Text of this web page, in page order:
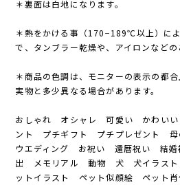
＊裏面は白地になります。
＊熱をかける事（170−189℃以上）に
で、タンブラー乾燥や、アイロンなどの
＊商品の色調は、モニターの表示の都合
実物と多少異なる場合があります。
おしゃれ オシャレ 可愛い かわい
ント プチギフト プチプレゼント
ウエディング お祝い 還暦祝い 結
出 メモリアル 動物 犬 犬イラス
ットイラスト ペット似顔絵 ペット